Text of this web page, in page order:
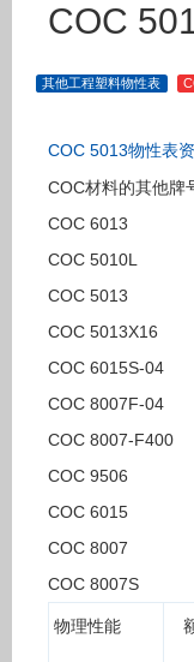
COC
其他工程塑料物性表
COC 5013物性表
COC材料的其他牌
COC 6013
COC 5010L
COC 5013
COC 5013X16
COC 6015S-04
COC 8007F-04
COC 8007-F400
COC 9506
COC 6015
COC 8007
COC 8007S
物理性能